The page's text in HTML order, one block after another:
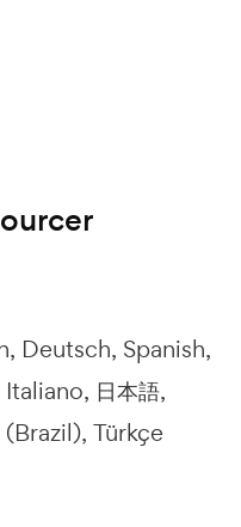
Deutsch Spanish
Italiano 日本語
Türkçe